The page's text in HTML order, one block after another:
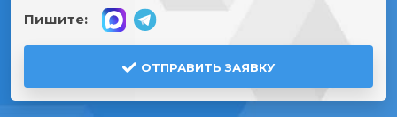
Пишите:
ОТПРАВИТЬ ЗАЯВКУ